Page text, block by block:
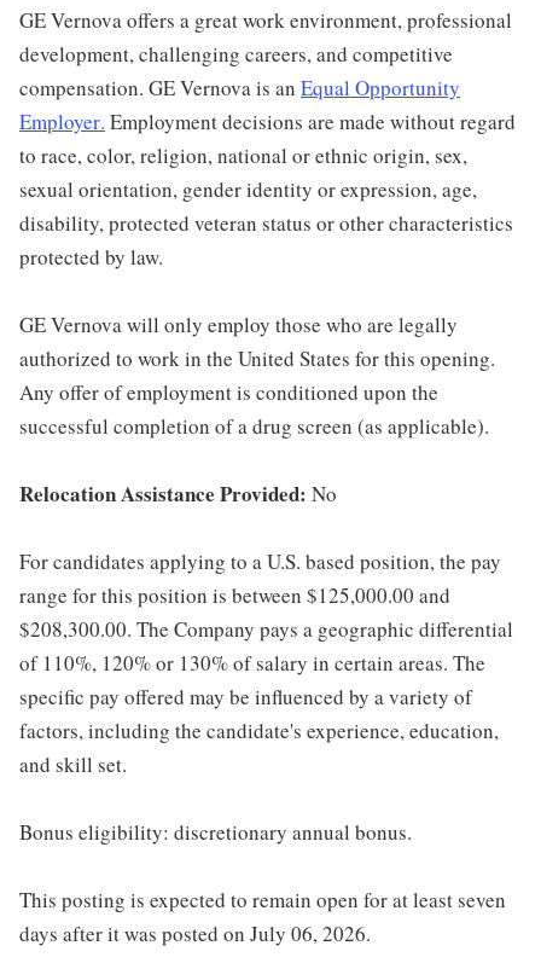
GE Vernova offers a great work environment, professional
development, challenging careers, and competitive
compensation. GE Vernova is an Equal Opportunity
Employer. Employment decisions are made without regard
to race, color, religion, national or ethnic origin, sex,
sexual orientation, gender identity or expression, age,
disability, protected veteran status or other characteristics
protected by law.
GE Vernova will only employ those who are legally
authorized to work in the United States for this opening.
Any offer of employment is conditioned upon the
successful completion of a drug screen (as applicable).
Relocation Assistance Provided: No
For candidates applying to a U.S. based position, the pay
range for this position is between $125,000.00 and
$208,300.00. The Company pays a geographic differential
of 110%, 120% or 130% of salary in certain areas. The
specific pay offered may be influenced by a variety of
factors, including the candidate's experience, education,
and skill set.
Bonus eligibility: discretionary annual bonus.
This posting is expected to remain open for at least seven
days after it was posted on July 06, 2026.